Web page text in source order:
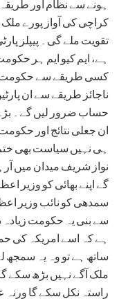
ہونے سے نظام اور
کراچی کی آواز پورے
ہے، ایم کیو ایم ہر
کسی طریقے سے حکومت
ناجائز طریقے سے ان
حساب ضرور لیں گے۔
ان جعلی نتائج اور
ہی نہیں سیاست بھی
نواز شریف میدان میں
گے اپنے بھائی کو وزیر
سمدھی کو نائب وزیر
سے بنی یہ حکومت زیادہ
ہے کہ اسے امریکہ کی
ساتھ ہے تو وہ یہ سمجھ
ملک آگے نہیں بڑھ سکے
راستہ نکل سکے گا ورنہ